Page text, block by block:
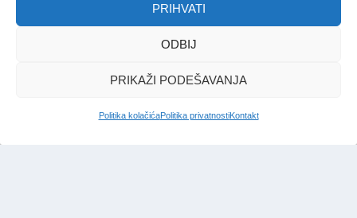
PRIHVATI
ODBIJ
PRIKAŽI PODEŠAVANJA
Politika kolačićaPolitika privatnostiKontakt